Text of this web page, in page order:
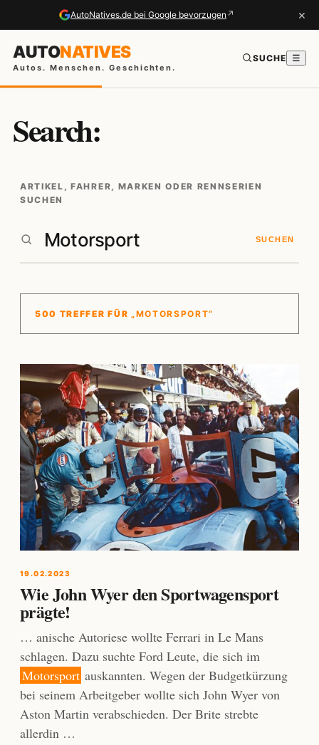
AutoNatives.de bei Google bevorzugen ↗ ×
AUTONATIVES
Autos. Menschen. Geschichten.
SUCHE ☰
Search:
ARTIKEL, FAHRER, MARKEN ODER RENNSERIEN
SUCHEN
SUCHEN
500 TREFFER FÜR „MOTORSPORT“
19.02.2023
Wie John Wyer den Sportwagensport
prägte!
… anische Autoriese wollte Ferrari in Le Mans
schlagen. Dazu suchte Ford Leute, die sich im
Motorsport auskannten. Wegen der Budgetkürzung
bei seinem Arbeitgeber wollte sich John Wyer von
Aston Martin verabschieden. Der Brite strebte
allerdin …